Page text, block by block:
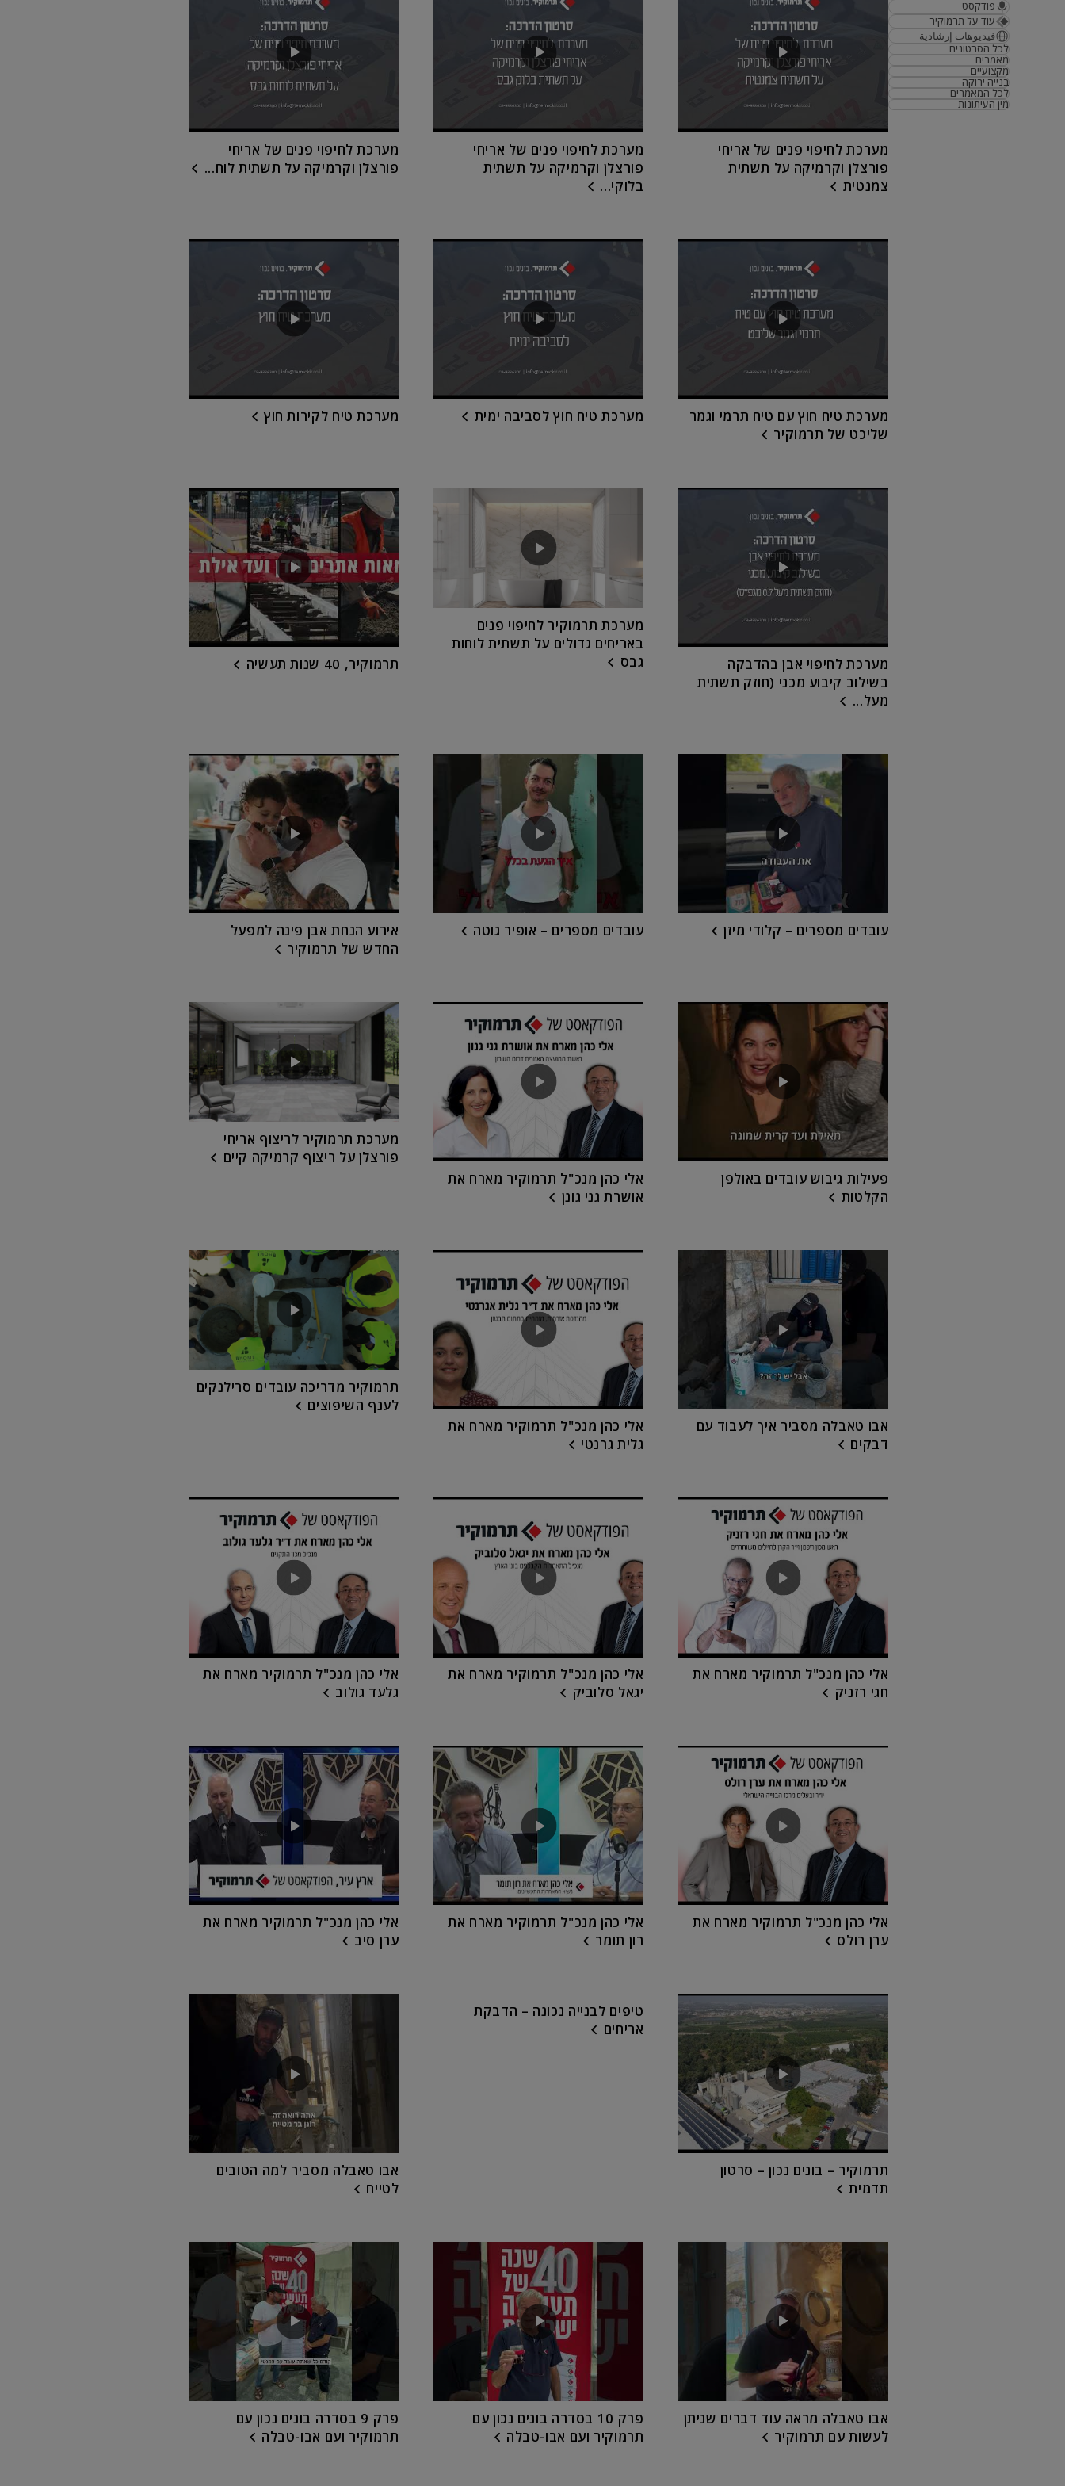
פודקסט
עוד על תרמוקיר
فيديوهات إرشادية
לכל הסרטונים
מאמרים
מקצועיים
בנייה ירוקה
לכל המאמרים
מין העיתונות
מערכת לחיפוי פנים של אריחי
פורצלן וקרמיקה על תשתית
צמנטית
מערכת לחיפוי פנים של אריחי
פורצלן וקרמיקה על תשתית
בלוקי...
מערכת לחיפוי פנים של אריחי
פורצלן וקרמיקה על תשתית לוח...
מערכת טיח חוץ עם טיח תרמי וגמר
שליכט של תרמוקיר
מערכת טיח חוץ לסביבה ימית מערכת טיח לקירות חוץ
מערכת לחיפוי אבן בהדבקה
בשילוב קיבוע מכני (חוזק תשתית
מעל...
מערכת תרמוקיר לחיפוי פנים
באריחים גדולים על תשתית לוחות
גבס
תרמוקיר, 40 שנות תעשיה
עובדים מספרים – קלודי מיזן עובדים מספרים – אופיר גוטה
אירוע הנחת אבן פינה למפעל
החדש של תרמוקיר
פעילות גיבוש עובדים באולפן
הקלטות
אלי כהן מנכ"ל תרמוקיר מארח את
אושרת גני גונן
מערכת תרמוקיר לריצוף אריחי
פורצלן על ריצוף קרמיקה קיים
אבו טאבלה מסביר איך לעבוד עם
דבקים
אלי כהן מנכ"ל תרמוקיר מארח את
גלית גרנטי
תרמוקיר מדריכה עובדים סרילנקים
לענף השיפוצים
אלי כהן מנכ"ל תרמוקיר מארח את
חגי רזניק
אלי כהן מנכ"ל תרמוקיר מארח את
יגאל סלוביק
אלי כהן מנכ"ל תרמוקיר מארח את
גלעד גולוב
אלי כהן מנכ"ל תרמוקיר מארח את
ערן רולס
אלי כהן מנכ"ל תרמוקיר מארח את
רון תומר
אלי כהן מנכ"ל תרמוקיר מארח את
ערן סיב
תרמוקיר – בונים נכון – סרטון
תדמית
טיפים לבנייה נכונה – הדבקת
אריחים
אבו טאבלה מסביר למה הטובים
לטייח
אבו טאבלה מראה עוד דברים שניתן
לעשות עם תרמוקיר
פרק 10 בסדרה בונים נכון עם
תרמוקיר ועם אבו-טבלה
פרק 9 בסדרה בונים נכון עם
תרמוקיר ועם אבו-טבלה